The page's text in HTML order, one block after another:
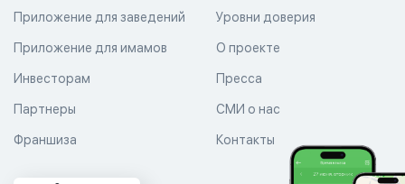
Уровни доверия
Приложение для заведений
Приложение для имамов О проекте
Пресса
СМИ о нас
Контакты
Инвесторам
Партнеры
Франшиза